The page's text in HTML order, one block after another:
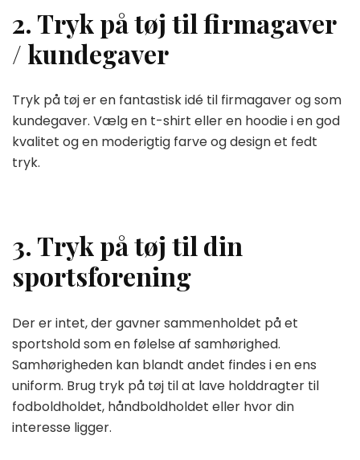
2. Tryk på tøj til firmagaver
/ kundegaver
Tryk på tøj er en fantastisk idé til firmagaver og som
kundegaver. Vælg en t-shirt eller en hoodie i en god
kvalitet og en moderigtig farve og design et fedt
tryk.
3. Tryk på tøj til din
sportsforening
Der er intet, der gavner sammenholdet på et
sportshold som en følelse af samhørighed.
Samhørigheden kan blandt andet findes i en ens
uniform. Brug tryk på tøj til at lave holddragter til
fodboldholdet, håndboldholdet eller hvor din
interesse ligger.